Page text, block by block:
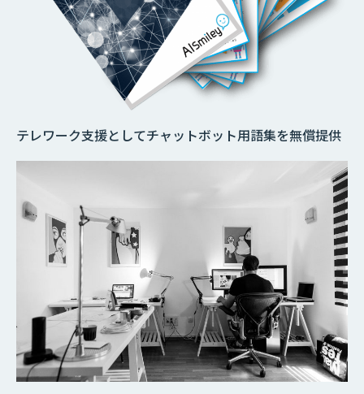
テレワーク支援としてチャットボット用語集を無償提供